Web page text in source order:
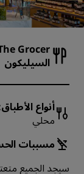
السيليكون
أنواع
محلي
مسببات